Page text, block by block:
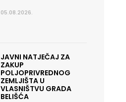
05.08.2026.
JAVNI NATJEČAJ ZA
ZAKUP
POLJOPRIVREDNOG
ZEMLJIŠTA U
VLASNIŠTVU GRADA
BELIŠĆA